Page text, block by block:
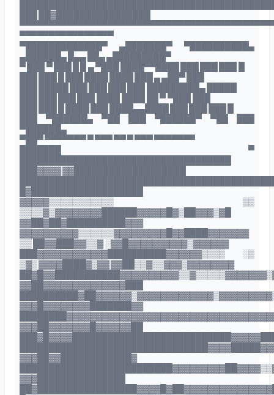
███ ██▓████████████████
▀▀▀▀▀▀▀▀▀▀▀▀▀▀▀▀
▀█████████████▀ ▄███████▀ ▀██████████▄
▄██████▄ █▄▄ ██▄ ▄█████████▀
▀ ███ ▀ ███ █ █ ▄ ▀███ ████▀▀████ ███ ███ ███ █
███ ███ █ ███ ████ ████ ███ ▄ ▄██▀ ███
███ █████ ███ ███ ███ ███ █████████▄ █████
███ ███ ███ ███ ████ ████ ██ ▀ ▀███ ███
███ ███ █ ████ ███ ████▄▄████ ███ ███ ███ █
███ ▀██████▄ ▀██ ███ ▀██████▀ ▀██ ███
▀██████▄
▀██▀ ▀▀▀▀▀▀▀ ▀ ▀▀▀ ▀▀ ▀ ▀▀▀ ▀▀▀▀▀▀▀
███████ ▀
███▓▓▓▓ ▓▓███████████████████
█▓███████████████████
▓▓▓▓▓▒▒▒▒▒▒▒▒▒▒▒ ▒▒
▒▒▒▒▓▒▓▓▓▓▓▓▓▓██████▓▓▓▓▓█▓▒██▓▓▓▒▓█
▓▓██▓██▓██████████▓▓▓
▓▓▓▓▓▓▓▓▓▓▒▒▒▒▒▒▓▓▓▓▓▓▓▓▓█▓▓████▓▓▓▓▓▓▓
▒▒ ██▓▓███▓▓▒▒▓ ░▓▓█▓▓▓▓▓▓▓▓▓▓▒▓▓▓▓▓▓
███▓▓▓▓▓▓▓▓▓▓▓▓██████████▓▓▓▓▓▓▒▒▒▒ ░▒
▒▓▒ ▓▓▓▓████▓▒▓▓ ▓▓██▒▒▓▒▒▓▓▓▒▓▓▓▓▓▓▓▓
▓▓██▓▓▓▓▓▓▓▓▓▓▓▓▓▓███
▓▓▓█▓▓▓▓▓▓▓▓███████▓▓
▓▓▓██▓▓▓▓▓▓▓█▓▓▓▓▓▓██
▓▓▓██▓▓████████████▓
▓▓▓███████████████